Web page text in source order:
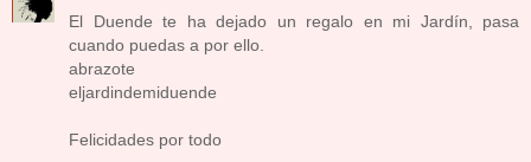
El Duende te ha dejado un regalo en mi Jardín, pasa
cuando puedas a por ello.
abrazote
eljardindemiduende
Felicidades por todo